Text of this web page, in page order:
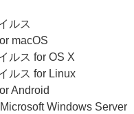
ルス
macOS
ルス for OS X
ルス for Linux
Android
Windows Server